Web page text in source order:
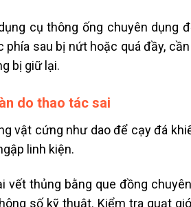
cụ thông ống chuyên dụng
phía sau bị nứt hoặc quá đầy,
bị giữ lại.
do thao tác sai
vật cứng như dao để cạy đá
linh kiện.
thủng bằng que đồng
số kỹ thuật. Kiểm tra quạt